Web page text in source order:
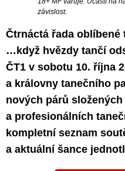
závislost.
Čtrnáctá řada oblíbené
…když hvězdy tančí
ČT1 v sobotu 10. října
a královny tanečního
nových párů
a profesionálních
kompletní seznam
a aktuální šance